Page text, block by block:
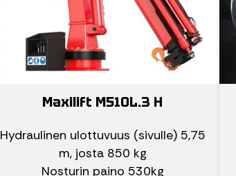
Maxilift M510L.3 H
Hydraulinen ulottuvuus (sivulle) 5,75
m, josta 850 kg
Nosturin paino 530kg